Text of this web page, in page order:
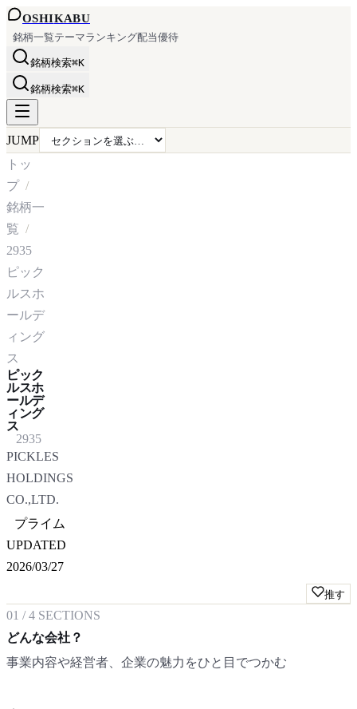
OSHIKABU
銘柄一覧テーマランキング配当優待
銘柄検索⌘K
銘柄検索⌘K
JUMP
トッ
プ
銘柄一
覧
2935
ピック
ルスホ
ールデ
ィング
ス
ピック
ルスホ
ールデ
ィング
ス
2935
PICKLES
HOLDINGS
CO.,LTD.
プライム
UPDATED
2026/03/27
推す
01 /4 SECTIONS
どんな会社？
事業内容や経営者、企業の魅力をひと目でつかむ